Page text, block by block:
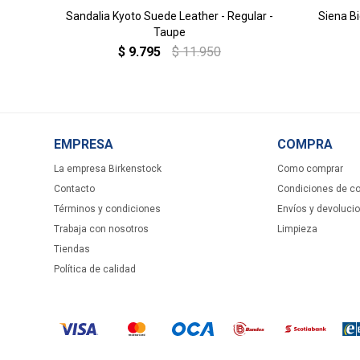
Sandalia Kyoto Suede Leather - Regular -
Taupe
$ 9.795 $ 11.950
Siena
EMPRESA
La empresa Birkenstock
Contacto
Términos y condiciones
Trabaja con nosotros
Tiendas
Política de calidad
COMPRA
Como comprar
Condiciones de
Envíos y
Limpieza